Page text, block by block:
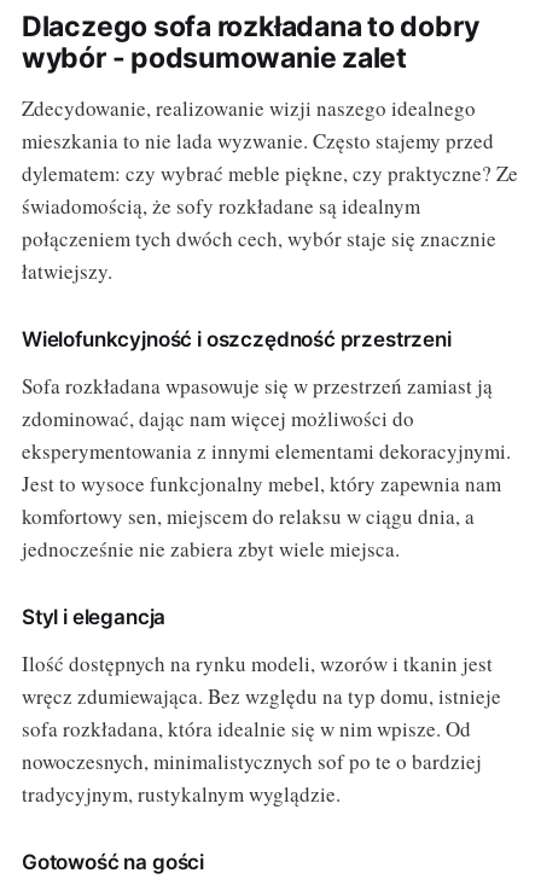
Dlaczego sofa rozkładana to dobry
wybór - podsumowanie zalet
Zdecydowanie, realizowanie wizji naszego idealnego
mieszkania to nie lada wyzwanie. Często stajemy przed
dylematem: czy wybrać meble piękne, czy praktyczne? Ze
świadomością, że sofy rozkładane są idealnym
połączeniem tych dwóch cech, wybór staje się znacznie
łatwiejszy.
Wielofunkcyjność i oszczędność przestrzeni
Sofa rozkładana wpasowuje się w przestrzeń zamiast ją
zdominować, dając nam więcej możliwości do
eksperymentowania z innymi elementami dekoracyjnymi.
Jest to wysoce funkcjonalny mebel, który zapewnia nam
komfortowy sen, miejscem do relaksu w ciągu dnia, a
jednocześnie nie zabiera zbyt wiele miejsca.
Styl i elegancja
Ilość dostępnych na rynku modeli, wzorów i tkanin jest
wręcz zdumiewająca. Bez względu na typ domu, istnieje
sofa rozkładana, która idealnie się w nim wpisze. Od
nowoczesnych, minimalistycznych sof po te o bardziej
tradycyjnym, rustykalnym wyglądzie.
Gotowość na gości